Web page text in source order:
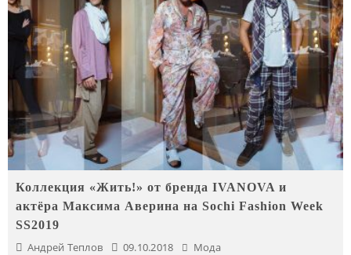
Коллекция «Жить!» от бренда IVANOVA и
актёра Максима Аверина на Sochi Fashion Week
SS2019
Андрей Теплов 09.10.2018 Мода